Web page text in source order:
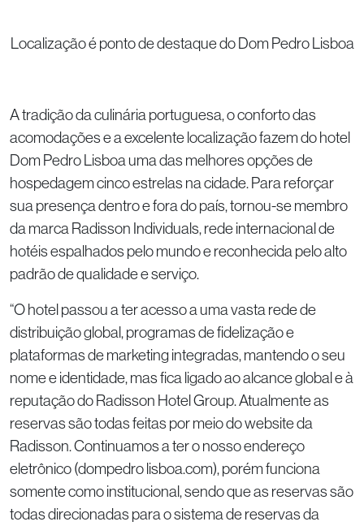
Localização é ponto de destaque do Dom Pedro Lisboa
A tradição da culinária portuguesa, o conforto das
acomodações e a excelente localização fazem do hotel
Dom Pedro Lisboa uma das melhores opções de
hospedagem cinco estrelas na cidade. Para reforçar
sua presença dentro e fora do país, tornou-se membro
da marca Radisson Individuals, rede internacional de
hotéis espalhados pelo mundo e reconhecida pelo alto
padrão de qualidade e serviço.
“O hotel passou a ter acesso a uma vasta rede de
distribuição global, programas de fidelização e
plataformas de marketing integradas, mantendo o seu
nome e identidade, mas fica ligado ao alcance global e à
reputação do Radisson Hotel Group. Atualmente as
reservas são todas feitas por meio do website da
Radisson. Continuamos a ter o nosso endereço
eletrônico (dompedro lisboa.com), porém funciona
somente como institucional, sendo que as reservas são
todas direcionadas para o sistema de reservas da